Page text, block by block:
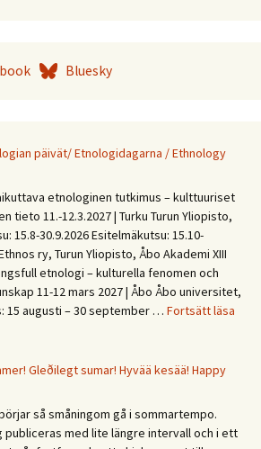
Bluesky
päivät/ Etnologidagarna / Ethnology
etnologinen tutkimus – kulttuuriset
tieto 11.-12.3.2027 | Turku Turun Yliopisto,
15.8-30.9.2026 Esitelmäkutsu: 15.10-
ry, Turun Yliopisto, Åbo Akademi XIII
etnologi – kulturella fenomen och
11-12 mars 2027 | Åbo Åbo universitet,
15 augusti – 30 september … Fortsätt läsa
/
Gleðilegt sumar! Hyvää kesää! Happy
så småningom gå i sommartempo.
publiceras med lite längre intervall och i ett